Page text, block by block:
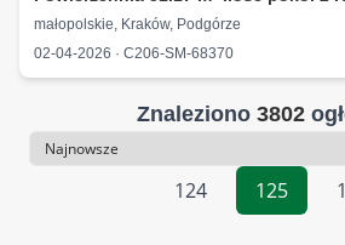
małopolskie, Kraków, Podgórze
02-04-2026 · C206-SM-68370
Znaleziono 3802
Sortowanie
124
125